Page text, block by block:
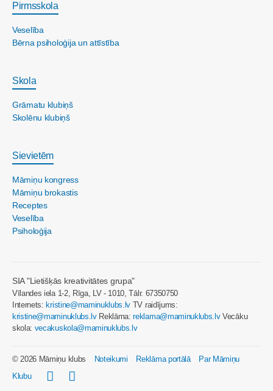
Pirmsskola
Veselība
Bērna psiholoģija un attīstība
Skola
Grāmatu klubiņš
Skolēnu klubiņš
Sievietēm
Māmiņu kongress
Māmiņu brokastis
Receptes
Veselība
Psiholoģija
SIA "Lietišķās kreativitātes grupa"
Vīlandes iela 1-2, Rīga, LV - 1010, Tālr. 67350750
Internets: kristine@maminuklubs.lv TV raidījums:
kristine@maminuklubs.lvReklāma:reklama@maminuklubs.lvVecāku
skola: vecakuskola@maminuklubs.lv
© 2026 Māmiņu klubs Noteikumi Reklāma portālā
Par Māmiņu
Klubu